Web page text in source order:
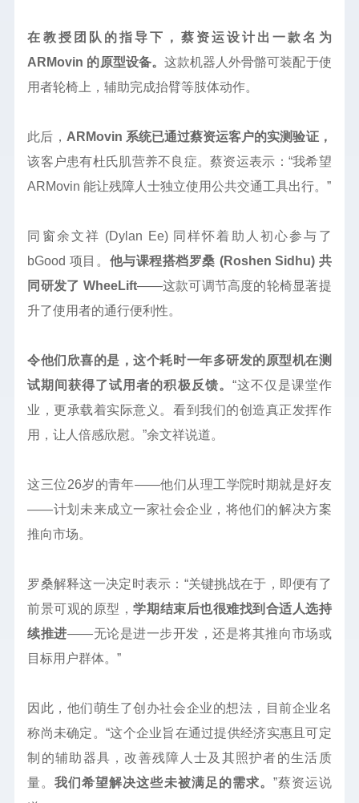
在教授团队的指导下，蔡资运设计出一款名为
ARMovin 的原型设备。 这款机器人外骨骼可装配于使
用者轮椅上，辅助完成抬臂等肢体动作。
此后， ARMovin 系统已通过蔡资运客户的实测验证，
该客户患有杜氏肌营养不良症。蔡资运表示：“我希望
ARMovin 能让残障人士独立使用公共交通工具出行。”
同窗余文祥 (Dylan Ee) 同样怀着助人初心参与了
bGood 项目。 他与课程搭档罗桑 (Roshen Sidhu) 共
同研发了 WheeLift——这款可调节高度的轮椅显著提
升了使用者的通行便利性。
令他们欣喜的是，这个耗时一年多研发的原型机在测
试期间获得了试用者的积极反馈。 “这不仅是课堂作
业，更承载着实际意义。看到我们的创造真正发挥作
用，让人倍感欣慰。”余文祥说道。
这三位26岁的青年——他们从理工学院时期就是好友
——计划未来成立一家社会企业，将他们的解决方案
推向市场。
罗桑解释这一决定时表示：“关键挑战在于，即便有了
前景可观的原型，学期结束后也很难找到合适人选持
续推进——无论是进一步开发，还是将其推向市场或
目标用户群体。”
因此，他们萌生了创办社会企业的想法，目前企业名
称尚未确定。“这个企业旨在通过提供经济实惠且可定
制的辅助器具，改善残障人士及其照护者的生活质
量。我们希望解决这些未被满足的需求。 ”蔡资运说